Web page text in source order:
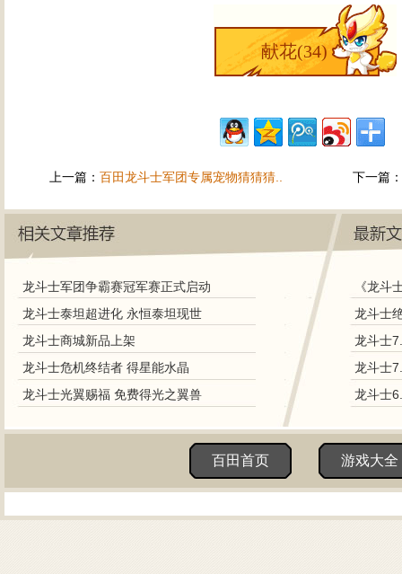
献花(34)
上一篇： 百田龙斗士军团专属宠物猜猜猜.. 下一篇：
龙斗士军团争霸赛冠军赛正式启动
龙斗士泰坦超进化 永恒泰坦现世
龙斗士商城新品上架
龙斗士危机终结者 得星能水晶
龙斗士光翼赐福 免费得光之翼兽
《龙斗
龙斗士
龙斗士
龙斗士
百田首页 游戏大全